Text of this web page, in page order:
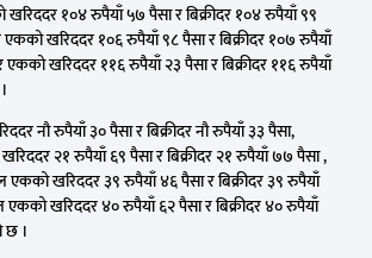
१०४ रुपैयाँ ५७ पैसा र बिक्रीदर १०४ रुपैयाँ ९९
खरिददर १०६ रुपैयाँ ९८ पैसा र बिक्रीदर १०७ रुपैयाँ
एकको खरिददर ११६ रुपैयाँ २३ पैसा र बिक्रीदर ११६ रुपैयाँ
नौ रुपैयाँ ३० पैसा र बिक्रीदर नौ रुपैयाँ ३३ पैसा,
२१ रुपैयाँ ६९ पैसा र बिक्रीदर २१ रुपैयाँ ७७ पैसा ,
एकको खरिददर ३९ रुपैयाँ ४६ पैसा र बिक्रीदर ३९ रुपैयाँ
एकको खरिददर ४० रुपैयाँ ६२ पैसा र बिक्रीदर ४० रुपैयाँ
छ ।